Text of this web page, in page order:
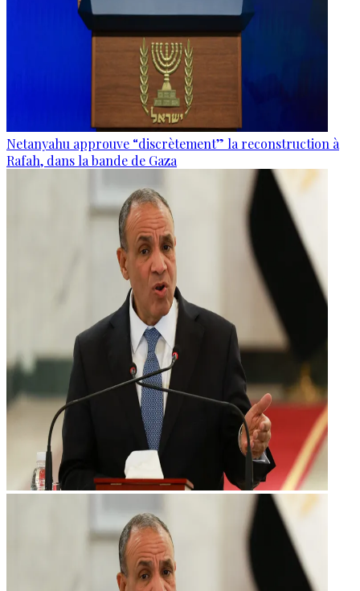
Netanyahu approuve “discrètement” la reconstruction à
Rafah, dans la bande de Gaza